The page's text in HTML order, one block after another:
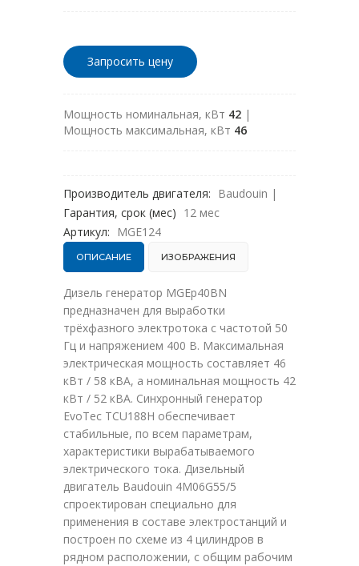
Запросить цену
Мощность номинальная, кВт 42 |
Мощность максимальная, кВт 46
Производитель двигателя: Baudouin |
Гарантия, срок (мес) 12 мес
Артикул:
MGE124
ОПИСАНИЕ ИЗОБРАЖЕНИЯ
Дизель генератор MGEp40BN
предназначен для выработки
трёхфазного электротока с частотой 50
Гц и напряжением 400 В. Максимальная
электрическая мощность составляет 46
кВт / 58 кВА, а номинальная мощность 42
кВт / 52 кВА. Синхронный генератор
EvoTec TCU188H обеспечивает
стабильные, по всем параметрам,
характеристики вырабатываемого
электрического тока. Дизельный
двигатель Baudouin 4M06G55/5
спроектирован специально для
применения в составе электростанций и
построен по схеме из 4 цилиндров в
рядном расположении, с общим рабочим